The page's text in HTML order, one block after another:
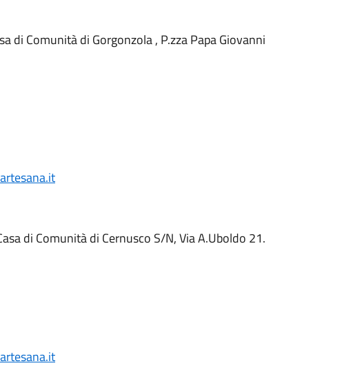
di Comunità di Gorgonzola , P.zza Papa Giovanni
di Comunità di Cernusco S/N, Via A.Uboldo 21.